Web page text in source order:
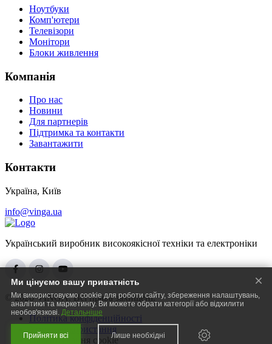
Ноутбуки
Комп'ютери
Телевізори
Монітори
Блоки живлення
Компанія
Про нас
Новини
Для партнерів
Підтримка та контакти
Завантажити
Контакти
Україна, Київ
info@vinga.ua
Український виробник високоякісної техніки та електроніки
© 2026 VINGA. Всі права захищені.
Політика конфіденційності
Умови використання
Налаштування cookie
Ми цінуємо вашу приватність
Ми використовуємо cookie для роботи сайту, збереження налаштувань,
аналітики та маркетингу. Ви можете обрати категорії або відхилити
необов'язкові. Детальніше
Прийняти всі Лише необхідні